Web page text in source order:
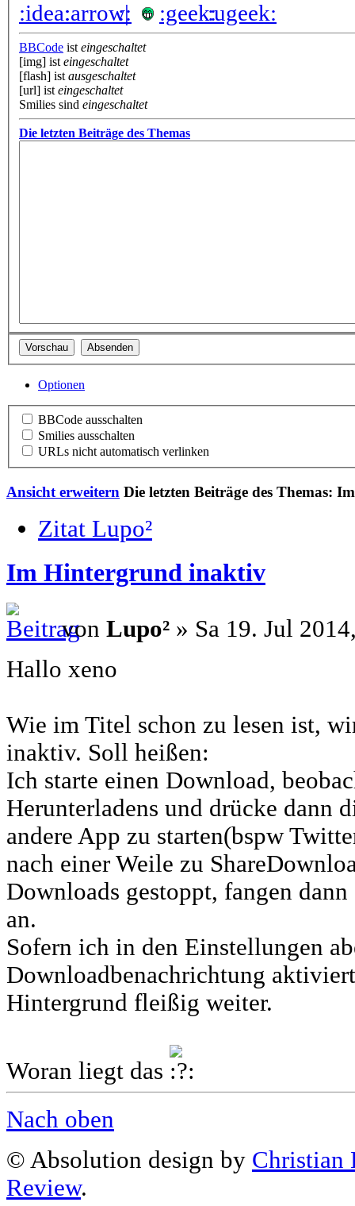
BBCode ist eingeschaltet
[img] ist eingeschaltet
[flash] ist ausgeschaltet
[url] ist eingeschaltet
Smilies sind eingeschaltet
Die letzten Beiträge des Themas
Optionen
BBCode ausschalten
Smilies ausschalten
URLs nicht automatisch verlinken
Ansicht erweitern Die letzten Beiträge des Themas:
Zitat Lupo²
Im Hintergrund inaktiv
von Lupo² » Sa 19. Jul
Hallo xeno
Wie im Titel schon zu lesen ist,
inaktiv. Soll heißen:
Ich starte einen Download,
Herunterladens und drücke dann
andere App zu starten(bspw
nach einer Weile zu
Downloads gestoppt, fangen
an.
Sofern ich in den Einstellungen
Downloadbenachrichtung
Hintergrund fleißig weiter.
Woran liegt das
Nach oben
© Absolution design by Christian
Review.